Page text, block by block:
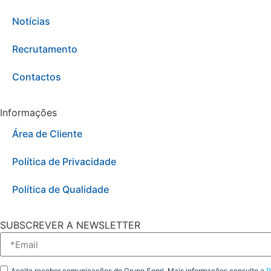
Notícias
Recrutamento
Contactos
Informações
Área de Cliente
Política de Privacidade
Política de Qualidade
SUBSCREVER A NEWSLETTER